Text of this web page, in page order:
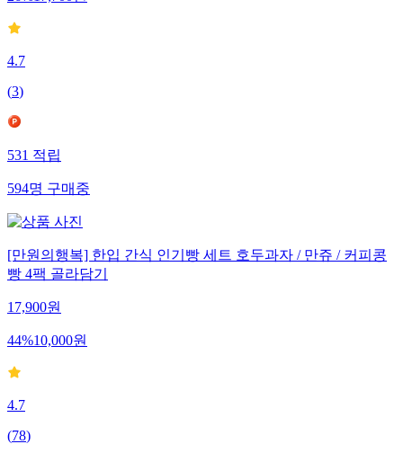
26%17,700원
4.7
(3)
531적립
594명구매중
[만원의행복] 한입 간식 인기빵 세트 호두과자 / 만쥬 / 커피콩
빵 4팩 골라담기
17,900원
44%10,000원
4.7
(78)